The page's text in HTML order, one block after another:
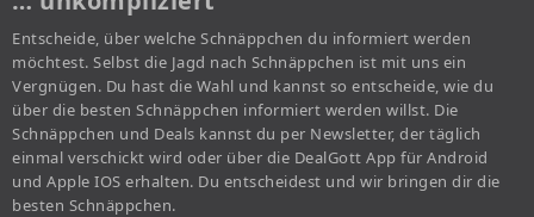
Entscheide, über welche Schnäppchen du informiert werden
möchtest. Selbst die Jagd nach Schnäppchen ist mit uns ein
Vergnügen. Du hast die Wahl und kannst so entscheide, wie du
über die besten Schnäppchen informiert werden willst. Die
Schnäppchen und Deals kannst du per Newsletter, der täglich
einmal verschickt wird oder über die DealGott App für Android
und Apple IOS erhalten. Du entscheidest und wir bringen dir die
besten Schnäppchen.